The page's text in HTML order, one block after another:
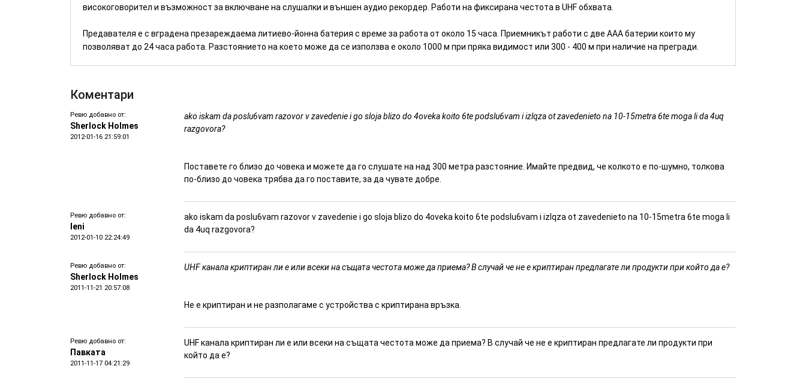
високоговорител и възможност за включване на слушалки и външен аудио рекордер. Работи на фиксирана честота в UHF обхвата.
Предавателя е с вградена презареждаема литиево-йонна батерия с време за работа от около 15 часа. Приемникът работи с две AAA батерии които му
позволяват до 24 часа работа. Разстоянието на което може да се използва е около 1000 м при пряка видимост или 300 - 400 м при наличие на прегради.
Коментари
Ревю добавно от:
Sherlock Holmes
2012-01-16 21:59:01
ako iskam da poslu6vam razovor v zavedenie i go sloja blizo do 4oveka koito 6te podslu6vam i izlqza ot zavedenieto na 10-15metra 6te moga li da 4uq
razgovora?
Поставете го близо до човека и можете да го слушате на над 300 метра разстояние. Имайте предвид, че колкото е по-шумно, толкова
по-близо до човека трябва да го поставите, за да чувате добре.
Ревю добавно от:
leni
2012-01-10 22:24:49
ako iskam da poslu6vam razovor v zavedenie i go sloja blizo do 4oveka koito 6te podslu6vam i izlqza ot zavedenieto na 10-15metra 6te moga li
da 4uq razgovora?
Ревю добавно от:
Sherlock Holmes
2011-11-21 20:57:08
UHF канала криптиран ли е или всеки на същата честота може да приема? В случай че не е криптиран предлагате ли продукти при който да е?
Не е криптиран и не разполагаме с устройства с криптирана връзка.
Ревю добавно от:
Павката
2011-11-17 04:21:29
UHF канала криптиран ли е или всеки на същата честота може да приема? В случай че не е криптиран предлагате ли продукти при
който да е?